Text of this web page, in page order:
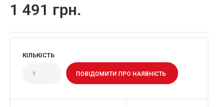
1 491 грн.
КІЛЬКІСТЬ
ПОВІДОМИТИ ПРО НАЯВНІСТЬ